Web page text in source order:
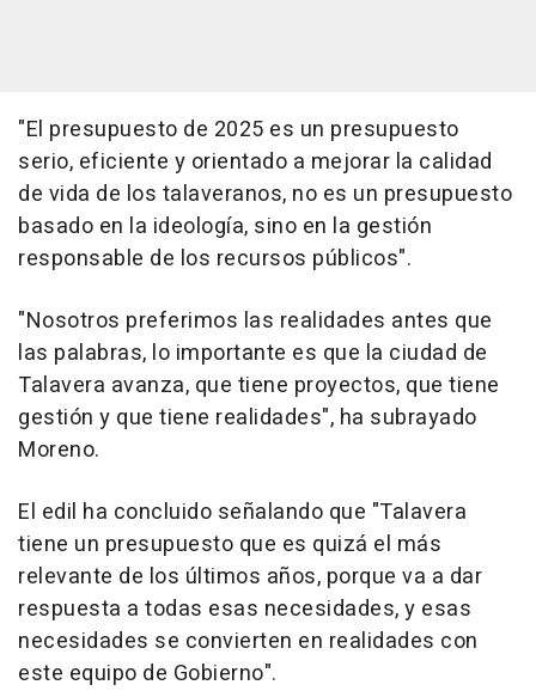
"El presupuesto de 2025 es un presupuesto
serio, eficiente y orientado a mejorar la calidad
de vida de los talaveranos, no es un presupuesto
basado en la ideología, sino en la gestión
responsable de los recursos públicos".
"Nosotros preferimos las realidades antes que
las palabras, lo importante es que la ciudad de
Talavera avanza, que tiene proyectos, que tiene
gestión y que tiene realidades", ha subrayado
Moreno.
El edil ha concluido señalando que "Talavera
tiene un presupuesto que es quizá el más
relevante de los últimos años, porque va a dar
respuesta a todas esas necesidades, y esas
necesidades se convierten en realidades con
este equipo de Gobierno".